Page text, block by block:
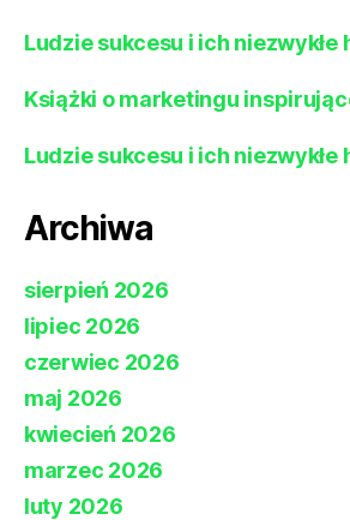
Ludzie sukcesu i ich niezwykłe
Książki o marketingu
Ludzie sukcesu i ich niezwykłe
Archiwa
sierpień 2026
lipiec 2026
czerwiec 2026
maj 2026
kwiecień 2026
marzec 2026
luty 2026